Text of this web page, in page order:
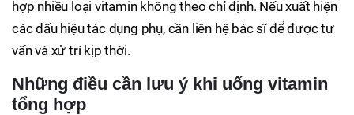
hợp nhiều loại vitamin không theo chỉ định. Nếu xuất hiện
các dấu hiệu tác dụng phụ, cần liên hệ bác sĩ để được tư
vấn và xử trí kịp thời.
Những điều cần lưu ý khi uống vitamin
tổng hợp